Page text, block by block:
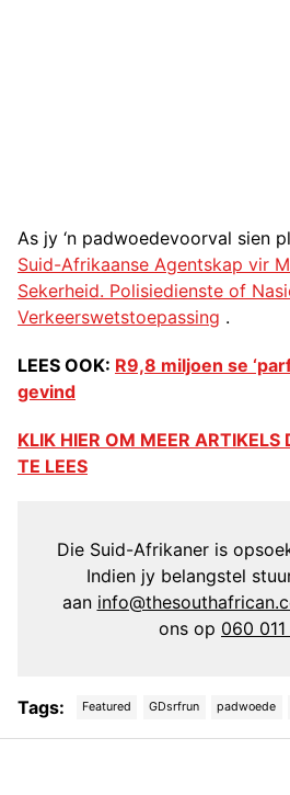
As jy ‘n padwoedevoorval sien
Suid-Afrikaanse Agentskap vir
Sekerheid. Polisiedienste of
Verkeerswetstoepassing .
LEES OOK: R9,8 miljoen se
gevind
KLIK HIER OM MEER ARTIKELS
TE LEES
Die Suid-Afrikaner is
Indien jy belangstel
aan
ons op 060 011
Tags: Featured GDsrfrun padwoede